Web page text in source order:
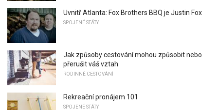
Uvnitř Atlanta: Fox Brothers BBQ je Justin Fox
SPOJENÉ STÁTY
Jak způsoby cestování mohou způsobit nebo
přerušit váš vztah
RODINNÉ CESTOVÁNÍ
Rekreační pronájem 101
SPOJENÉ STÁTY